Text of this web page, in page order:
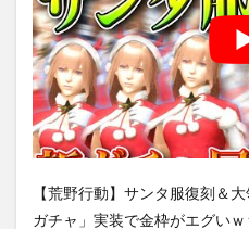
【荒野行動】サンタ服復刻＆
ガチャ」実装で金枠がエグい